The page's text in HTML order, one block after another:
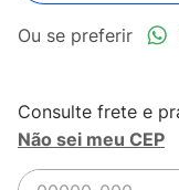
Não sei meu CEP